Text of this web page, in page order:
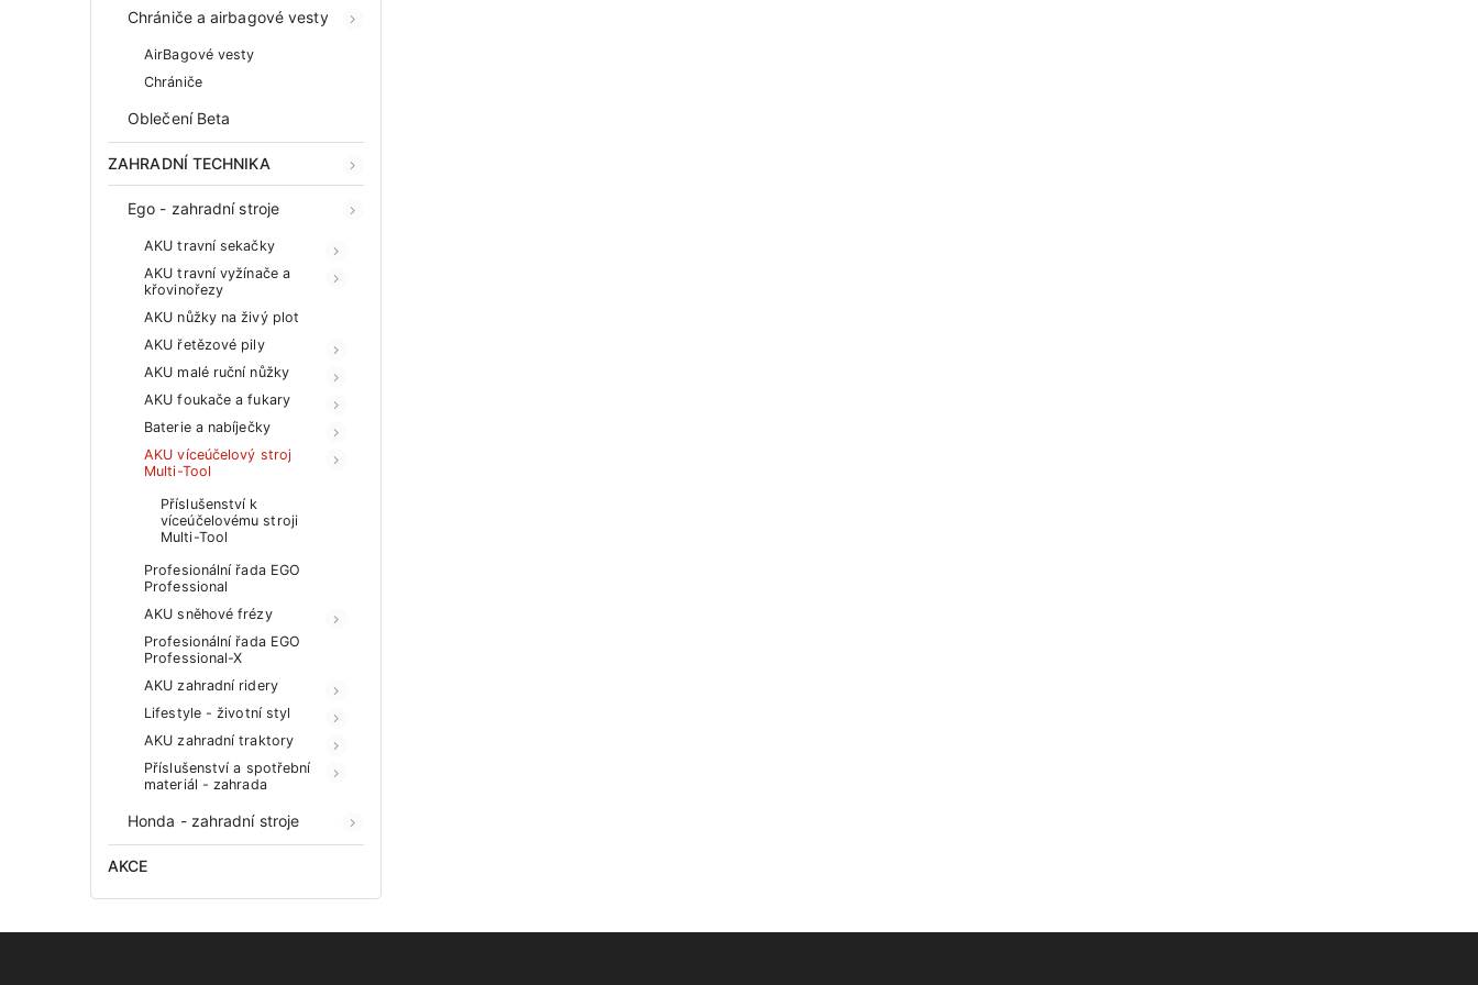
Chrániče a airbagové vesty
AirBagové vesty
Chrániče
Oblečení Beta
ZAHRADNÍ TECHNIKA
Ego - zahradní stroje
AKU travní sekačky
AKU travní vyžínače a
křovinořezy
AKU nůžky na živý plot
AKU řetězové pily
AKU malé ruční nůžky
AKU foukače a fukary
Baterie a nabíječky
AKU víceúčelový stroj
Multi-Tool
Příslušenství k
víceúčelovému stroji
Multi-Tool
Profesionální řada EGO
Professional
AKU sněhové frézy
Profesionální řada EGO
Professional-X
AKU zahradní ridery
Lifestyle - životní styl
AKU zahradní traktory
Příslušenství a spotřební
materiál - zahrada
Honda - zahradní stroje
AKCE